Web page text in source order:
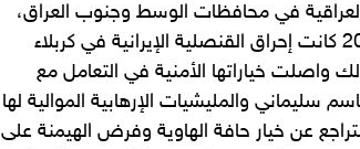
في محافظات الوسط وجنوب العراق،
ولعل أسوأ ضربة تعرضت لها إيران منذ عام 2003 كانت إحراق القنصلية الإيرانية في كربلاء
واصلت خياراتها الأمنية في التعامل مع
سليماني والمليشيات الإرهابية الموالية لها
عن خيار حافة الهاوية وفرض الهيمنة على